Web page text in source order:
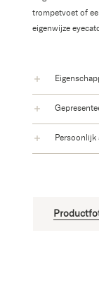
trompetvoet of
eigenwijze
Persoonlijk